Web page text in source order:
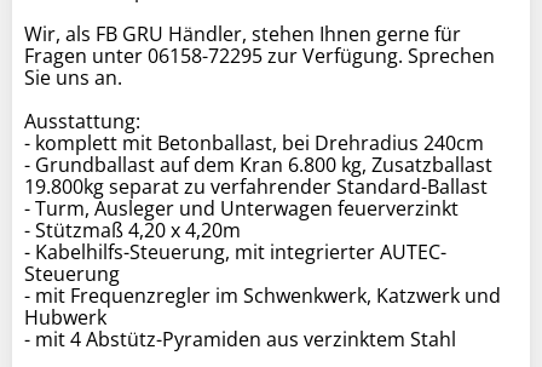
Wir, als FB GRU Händler, stehen Ihnen gerne für
Fragen unter 06158-72295 zur Verfügung. Sprechen
Sie uns an.
Ausstattung:
- komplett mit Betonballast, bei Drehradius 240cm
- Grundballast auf dem Kran 6.800 kg, Zusatzballast
19.800kg separat zu verfahrender Standard-Ballast
- Turm, Ausleger und Unterwagen feuerverzinkt
- Stützmaß 4,20 x 4,20m
- Kabelhilfs-Steuerung, mit integrierter AUTEC-
Steuerung
- mit Frequenzregler im Schwenkwerk, Katzwerk und
Hubwerk
- mit 4 Abstütz-Pyramiden aus verzinktem Stahl